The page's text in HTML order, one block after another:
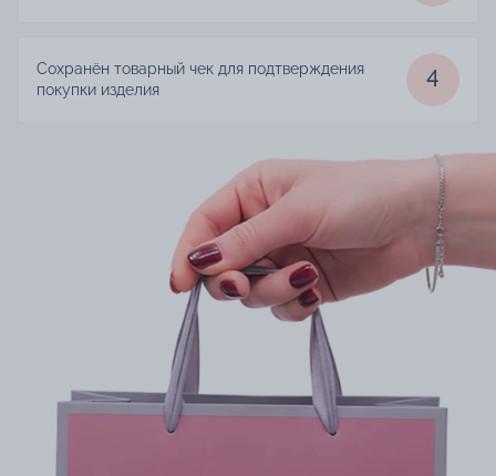
Сохранён товарный чек для подтверждения
покупки изделия
4